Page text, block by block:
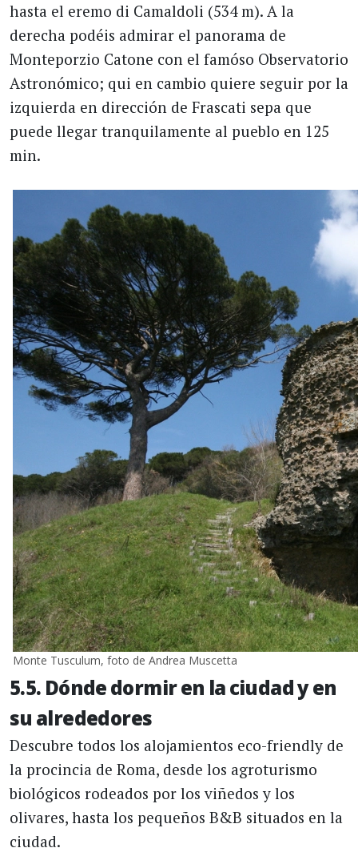
hasta el eremo di Camaldoli (534 m). A la
derecha podéis admirar el panorama de
Monteporzio Catone con el famóso Observatorio
Astronómico; qui en cambio quiere seguir por la
izquierda en dirección de Frascati sepa que
puede llegar tranquilamente al pueblo en 125
min.
Monte Tusculum, foto de Andrea Muscetta
5.5. Dónde dormir en la ciudad y en
su alrededores
Descubre todos los alojamientos eco-friendly de
la procincia de Roma, desde los agroturismo
biológicos rodeados por los viñedos y los
olivares, hasta los pequeños B&B situados en la
ciudad.